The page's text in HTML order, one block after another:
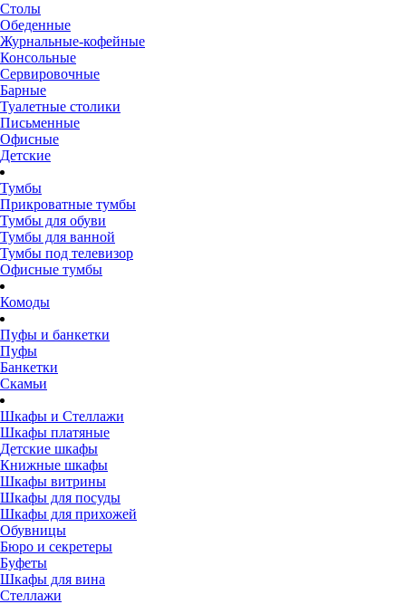
Столы
Обеденные
Журнальные-кофейные
Консольные
Сервировочные
Барные
Туалетные столики
Письменные
Офисные
Детские
Тумбы
Прикроватные тумбы
Тумбы для обуви
Тумбы для ванной
Тумбы под телевизор
Офисные тумбы
Комоды
Пуфы и банкетки
Пуфы
Банкетки
Скамьи
Шкафы и Стеллажи
Шкафы платяные
Детские шкафы
Книжные шкафы
Шкафы витрины
Шкафы для посуды
Шкафы для прихожей
Обувницы
Бюро и секретеры
Буфеты
Шкафы для вина
Стеллажи